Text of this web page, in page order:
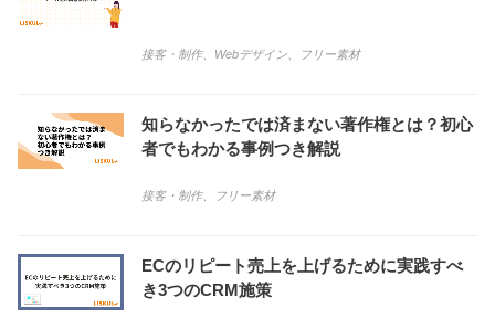
接客・制作、 Webデザイン フリー素材
知らなかったでは済まない著作権とは？初心
者でもわかる事例つき解説
接客・制作、 フリー素材
ECのリピート売上を上げるために実践すべ
き3つのCRM施策